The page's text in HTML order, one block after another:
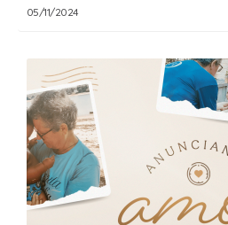
05/11/2024